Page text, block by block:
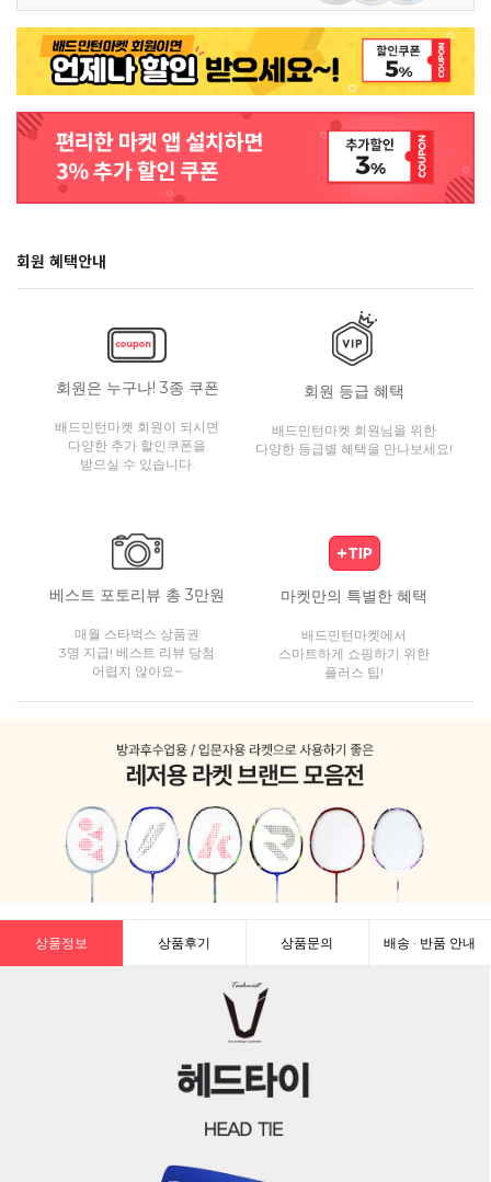
회원 혜택안내
회원은 누구나! 3종 쿠폰
배드민턴마켓 회원이 되시면
다양한 추가 할인쿠폰을
받으실 수 있습니다.
회원 등급 혜택
배드민턴마켓 회원님을 위한
다양한 등급별 혜택을 만나보세요!
베스트 포토리뷰 총 3만원
매월 스타벅스 상품권
3명 지급! 베스트 리뷰 당첨
어렵지 않아요~
마켓만의 특별한 혜택
배드민턴마켓에서
스마트하게 쇼핑하기 위한
플러스 팁!
상품정보 상품후기 상품문의 배송 · 반품 안내